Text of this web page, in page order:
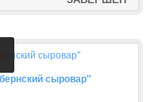
сыровар"